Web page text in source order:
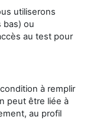
utiliserons
bas) ou
au test pour
à remplir
peut être liée à
au profil